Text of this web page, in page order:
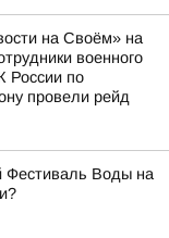
на Своём» на
военного
России по
провели рейд
Фестиваль Воды на